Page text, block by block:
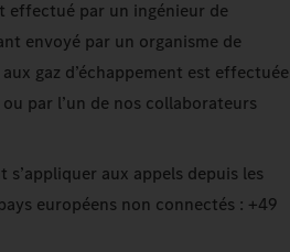
effectué par un ingénieur de
envoyé par un organisme de
gaz d’échappement est effectuée
par l’un de nos collaborateurs
aux appels depuis les
européens non connectés : +49